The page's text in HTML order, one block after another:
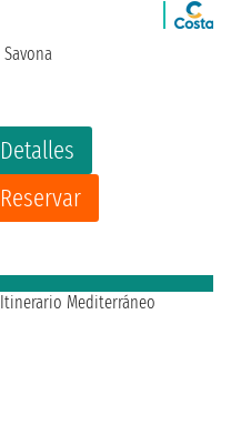
Detalles
Reservar
Savona